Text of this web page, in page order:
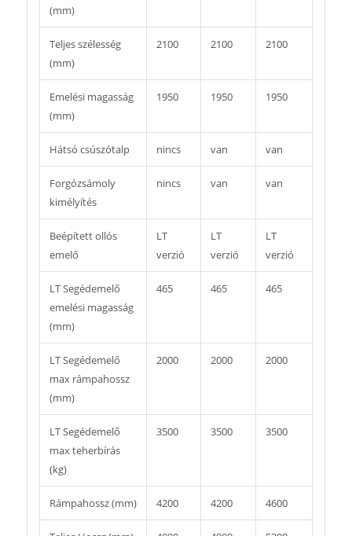
(mm)
Teljes szélesség
(mm)
2100 2100 2100
Emelési magasság
(mm)
1950 1950 1950
Hátsó csúszótalp nincs van van
Forgózsámoly
kimélyítés
nincs van van
Beépített ollós
emelő
LT
verzió
LT
verzió
LT
verzió
LT Segédemelő
emelési magasság
(mm)
465 465 465
LT Segédemelő
max rámpahossz
(mm)
2000 2000 2000
LT Segédemelő
max teherbírás
(kg)
3500 3500 3500
Rámpahossz (mm) 4200 4200 4600